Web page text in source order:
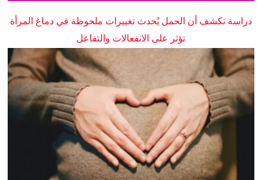
دراسة تكشف أن الحمل يُحدث تغييرات ملحوظة في دماغ المرأة
تؤثر على الانفعالات والتفاعل